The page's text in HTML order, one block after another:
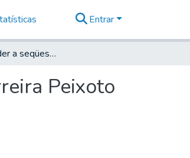
Entrar
Para se proceder a seqüestro na Boyada, q' conduz Jozé Ferreira Peixoto
Peixoto